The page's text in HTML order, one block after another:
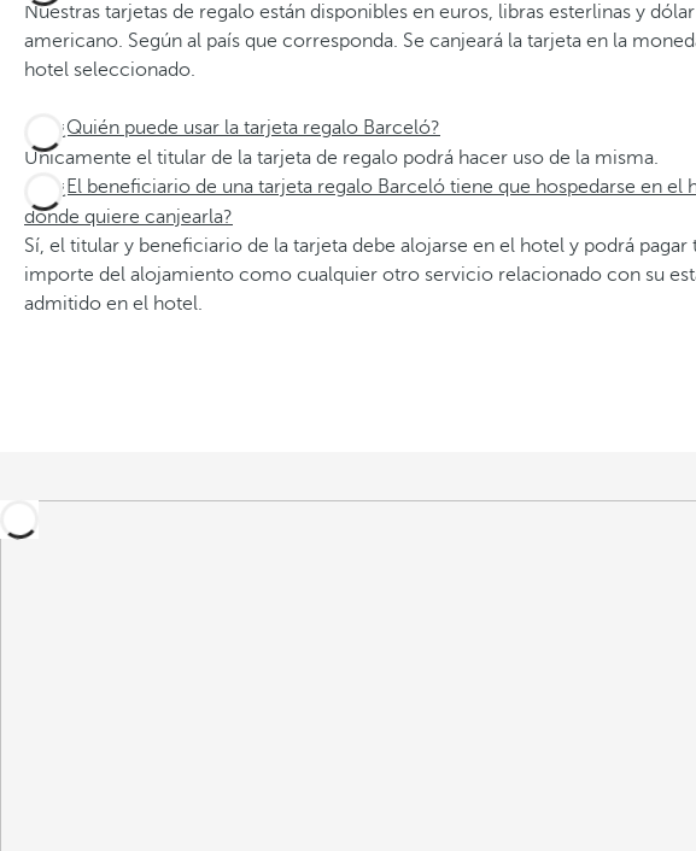
Nuestras tarjetas de regalo están disponibles en euros, libras esterlinas y dólar
americano. Según al país que corresponda. Se canjeará la tarjeta en la
hotel seleccionado.
¿Quién puede usar la tarjeta regalo Barceló?
Únicamente el titular de la tarjeta de regalo podrá hacer uso de la misma.
¿El beneficiario de una tarjeta regalo Barceló tiene que hospedarse en el
donde quiere canjearla?
Sí, el titular y beneficiario de la tarjeta debe alojarse en el hotel y podrá pagar
importe del alojamiento como cualquier otro servicio relacionado con su
admitido en el hotel.